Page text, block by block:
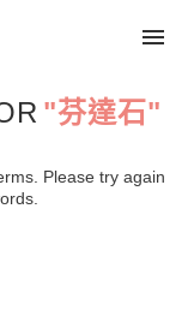
"芬達石"
Please try again